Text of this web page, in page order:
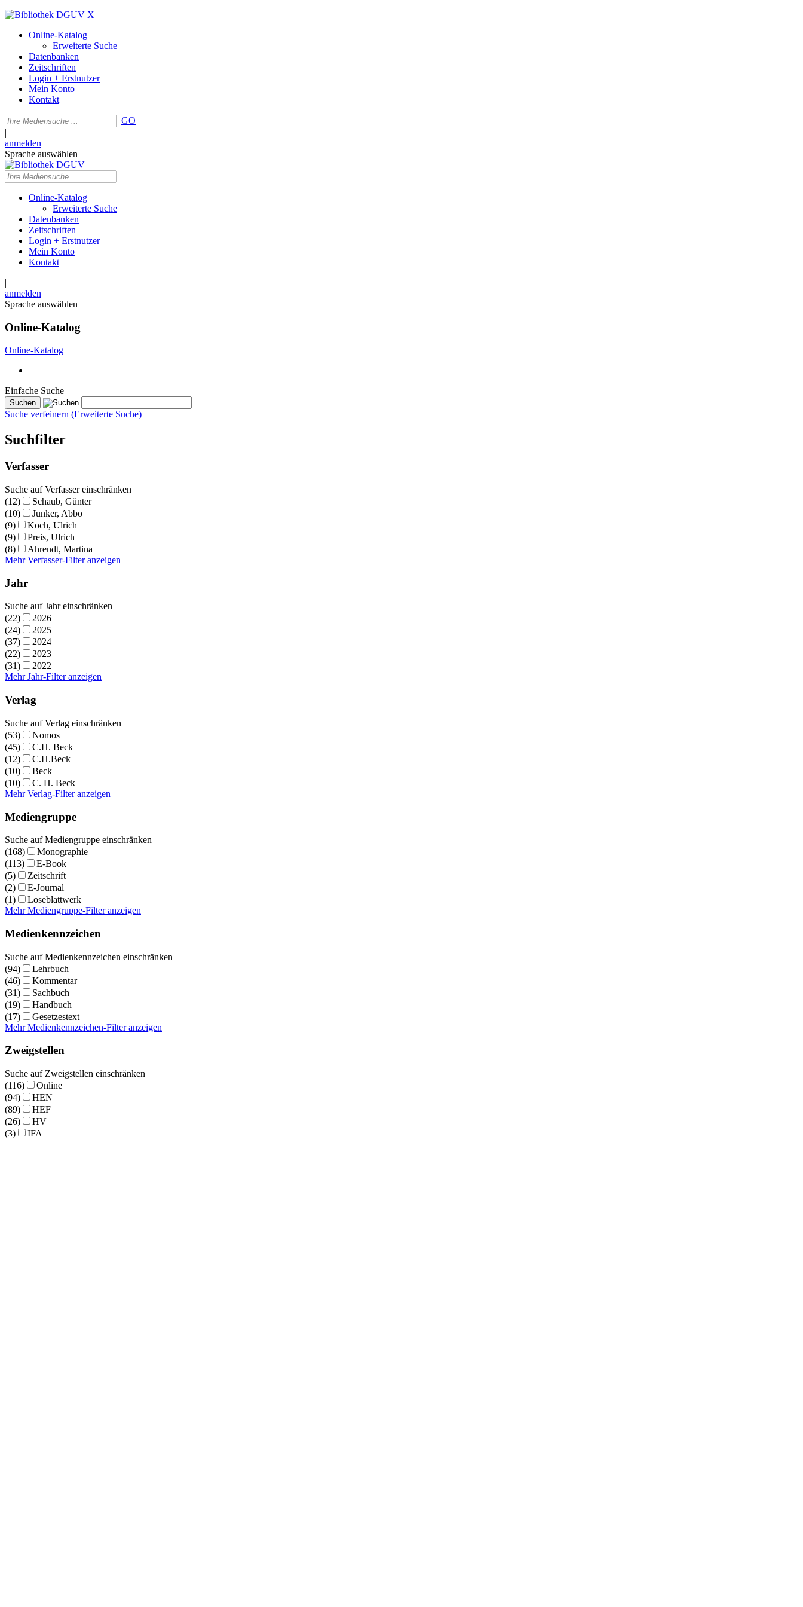
X
Online-Katalog
Erweiterte Suche
Datenbanken
Zeitschriften
Login + Erstnutzer
Mein Konto
Kontakt
GO
|
anmelden
Sprache auswählen
Online-Katalog
Erweiterte Suche
Datenbanken
Zeitschriften
Login + Erstnutzer
Mein Konto
Kontakt
|
anmelden
Sprache auswählen
Online-Katalog
Online-Katalog
Einfache Suche
Suche verfeinern (Erweiterte Suche)
Suchfilter
Verfasser
Suche auf Verfasser einschränken
(12)
Schaub, Günter
(10)
Junker, Abbo
(9)
Koch, Ulrich
(9)
Preis, Ulrich
(8)
Ahrendt, Martina
Mehr Verfasser-Filter anzeigen
Jahr
Suche auf Jahr einschränken
(22)
2026
(24)
2025
(37)
2024
(22)
2023
(31)
2022
Mehr Jahr-Filter anzeigen
Verlag
Suche auf Verlag einschränken
(53)
Nomos
(45)
C.H. Beck
(12)
C.H.Beck
(10)
Beck
(10)
C. H. Beck
Mehr Verlag-Filter anzeigen
Mediengruppe
Suche auf Mediengruppe einschränken
(168)
Monographie
(113)
E-Book
(5)
Zeitschrift
(2)
E-Journal
(1)
Loseblattwerk
Mehr Mediengruppe-Filter anzeigen
Medienkennzeichen
Suche auf Medienkennzeichen einschränken
(94)
Lehrbuch
(46)
Kommentar
(31)
Sachbuch
(19)
Handbuch
(17)
Gesetzestext
Mehr Medienkennzeichen-Filter anzeigen
Zweigstellen
Suche auf Zweigstellen einschränken
(116)
Online
(94)
HEN
(89)
HEF
(26)
HV
(3)
IFA